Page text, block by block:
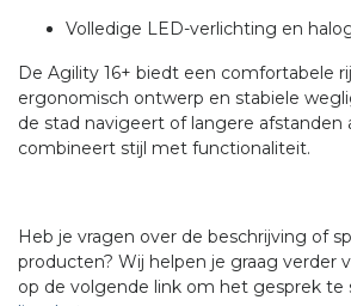
Volledige LED-verlichting en
De Agility 16+ biedt een comfortabele
ergonomisch ontwerp en stabiele
de stad navigeert of langere
combineert stijl met functionaliteit.
Heb je vragen over de beschrijving of
producten? Wij helpen je graag verder
op de volgende link om het gesprek te